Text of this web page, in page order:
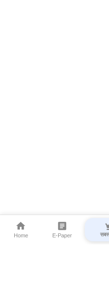
Home E-Paper